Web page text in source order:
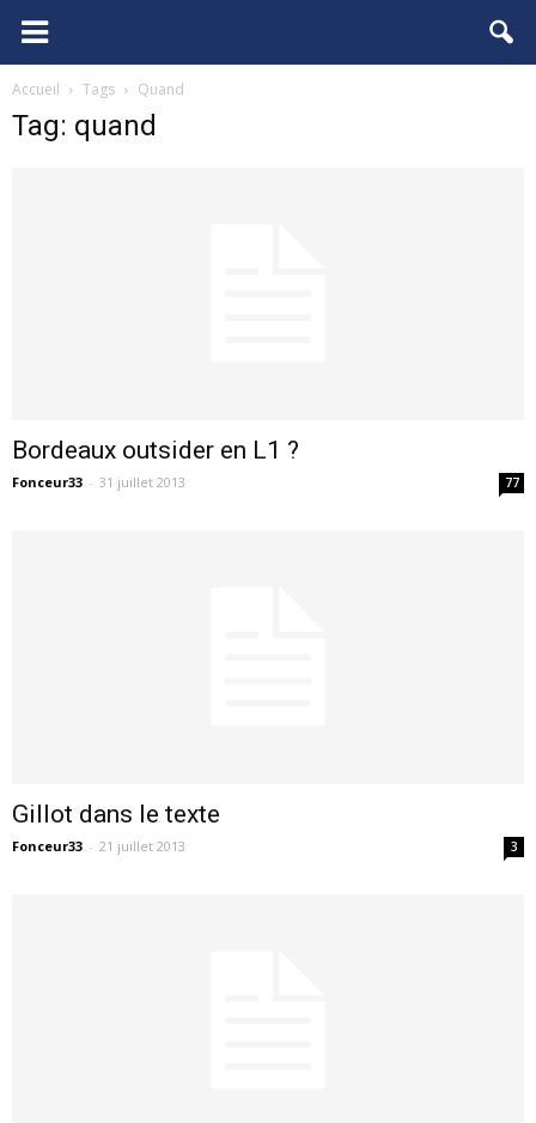
FCGB.net
Accueil Tags Quand
Tag: quand
Bordeaux outsider en L1 ?
Fonceur33 - 31 juillet 2013 77
Gillot dans le texte
Fonceur33 - 21 juillet 2013 3